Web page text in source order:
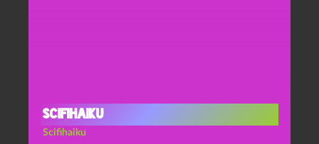
Scifihaiku
Scifihaiku